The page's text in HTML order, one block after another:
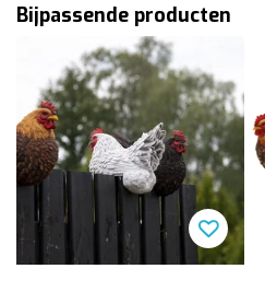
Bijpassende producten